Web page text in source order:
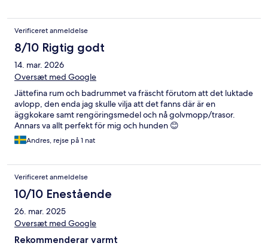
Verificeret anmeldelse
8/10 Rigtig godt
14. mar. 2026
Oversæt med Google
Jättefina rum och badrummet va fräscht förutom att det luktade
avlopp, den enda jag skulle vilja att det fanns där är en
äggkokare samt rengöringsmedel och nå golvmopp/trasor.
Annars va allt perfekt för mig och hunden 😊
Andres, rejse på 1 nat
Verificeret anmeldelse
10/10 Enestående
26. mar. 2025
Oversæt med Google
Rekommenderar varmt